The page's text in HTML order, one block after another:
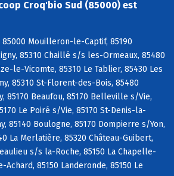
Croq'bio Sud (85000) est
85000 Mouilleron-le-Captif, 85190
85310 Chaillé s/s les-Ormeaux, 85480
le-Vicomte, 85310 Le Tablier, 85430 Les
85310 St-Florent-des-Bois, 85480
85170 Beaufou, 85170 Belleville s/Vie,
Le Poiré s/Vie, 85170 St-Denis-la-
85140 Boulogne, 85170 Dompierre s/Yon,
La Merlatière, 85320 Château-Guibert,
s/s la-Roche, 85150 La Chapelle-
Achard, 85150 Landeronde, 85150 Le